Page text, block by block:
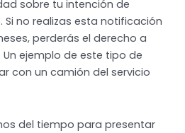
sobre tu intención de
Si no realizas esta notificación
perderás el derecho a
ejemplo de este tipo de
con un camión del servicio
del tiempo para presentar